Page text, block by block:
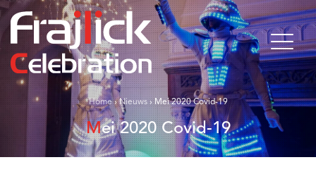
Home›Nieuws›Mei 2020 Covid-19
Mei 2020 Covid-19